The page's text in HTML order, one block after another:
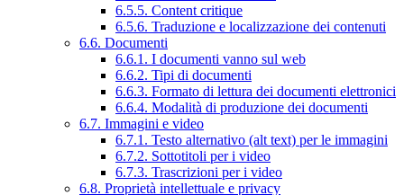
6.5.5. Content critique
6.5.6. Traduzione e localizzazione dei contenuti
6.6. Documenti
6.6.1. I documenti vanno sul web
6.6.2. Tipi di documenti
6.6.3. Formato di lettura dei documenti elettronici
6.6.4. Modalità di produzione dei documenti
6.7. Immagini e video
6.7.1. Testo alternativo (alt text) per le immagini
6.7.2. Sottotitoli per i video
6.7.3. Trascrizioni per i video
6.8. Proprietà intellettuale e privacy